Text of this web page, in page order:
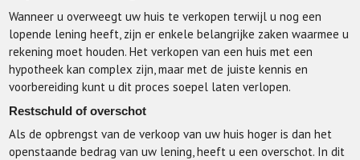
Wanneer u overweegt uw huis te verkopen terwijl u nog een
lopende lening heeft, zijn er enkele belangrijke zaken waarmee u
rekening moet houden. Het verkopen van een huis met een
hypotheek kan complex zijn, maar met de juiste kennis en
voorbereiding kunt u dit proces soepel laten verlopen.
Restschuld of overschot
Als de opbrengst van de verkoop van uw huis hoger is dan het
openstaande bedrag van uw lening, heeft u een overschot. In dit